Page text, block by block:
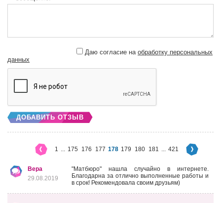
Даю согласие на обработку персональных
данных
ДОБАВИТЬ ОТЗЫВ
1 ... 175 176 177 178 179 180 181 ... 421
Вера
29.08.2019
"Матбюро" нашла случайно в интернете.
Благодарна за отлично выполненные работы и
в срок! Рекомендовала своим друзьям)